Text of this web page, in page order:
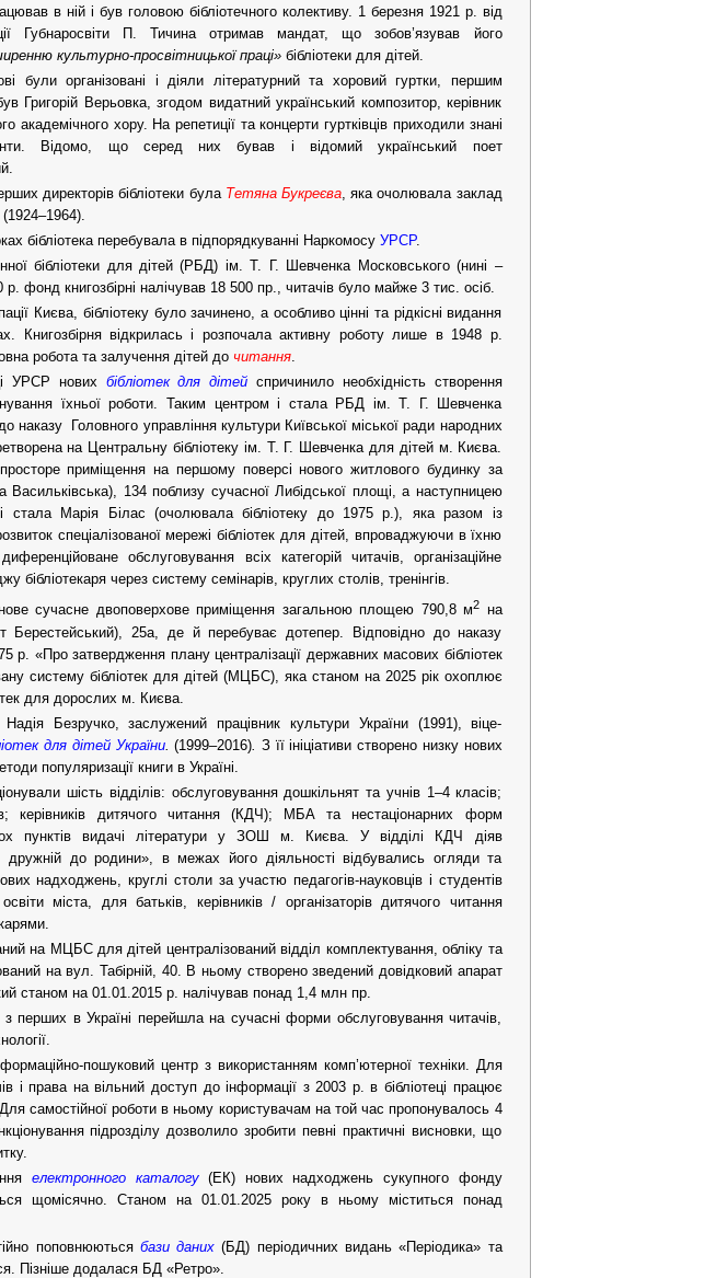
в ній і був головою бібліотечного колективу. 1 березня 1921 р. від
Губнаросвіти П. Тичина отримав мандат, що зобов’язував його
культурно-просвітницької праці»бібліотеки для дітей.
були організовані і діяли літературний та хоровий гуртки, першим
Григорій Верьовка, згодом видатний український композитор, керівник
академічного хору. На репетиції та концерти гуртківців приходили знані
Відомо, що серед них бував і відомий український поет
директорів бібліотеки була Тетяна Букреєва, яка очолювала заклад
(1924–1964).
бібліотека перебувала в підпорядкуванні Наркомосу УРСР.
бібліотеки для дітей (РБД) ім. Т. Г. Шевченка Московського (нині –
р. фонд книгозбірні налічував 18 500 пр., читачів було майже 3 тис. осіб.
Києва, бібліотеку було зачинено, а особливо цінні та рідкісні видання
Книгозбірня відкрилась і розпочала активну роботу лише в 1948 р.
робота та залучення дітей до читання.
УРСР нових бібліотек для дітей спричинило необхідність створення
їхньої роботи. Таким центром і стала РБД ім. Т. Г. Шевченка
наказу Головного управління культури Київської міської ради народних
на Центральну бібліотеку ім. Т. Г. Шевченка для дітей м. Києва.
приміщення на першому поверсі нового житлового будинку за
134 поблизу сучасної Либідської площі, а наступницею
стала Марія Білас (очолювала бібліотеку до 1975 р.), яка разом із
спеціалізованої мережі бібліотек для дітей, впроваджуючи в їхню
обслуговування всіх категорій читачів, організаційне
бібліотекаря через систему семінарів, круглих столів, тренінгів.
сучасне двоповерхове приміщення загальною площею 790,8 м2 на
Берестейський), 25а, де й перебуває дотепер. Відповідно до наказу
р. «Про затвердження плану централізації державних масових бібліотек
систему бібліотек для дітей (МЦБС), яка станом на 2025 рік охоплює
для дорослих м. Києва.
Безручко, заслужений працівник культури України (1991), віце-
для дітей України. (1999–2016) З її ініціативи створено низку нових
популяризації книги в Україні.
шість відділів: обслуговування дошкільнят та учнів 1–4 класів;
керівників дитячого читання (КДЧ); МБА та нестаціонарних форм
пунктів видачі літератури у ЗОШ м. Києва. У відділі КДЧ діяв
дружній до родини», в межах його діяльності відбувались огляди та
надходжень, круглі столи за участю педагогів-науковців і студентів
міста, для батьків, керівників / організаторів дитячого читання
на МЦБС для дітей централізований відділ комплектування, обліку та
на вул. Табірній, 40. В ньому створено зведений довідковий апарат
станом на 01.01.2015 р. налічував понад 1,4 млн пр.
перших в Україні перейшла на сучасні форми обслуговування читачів,
пошуковий центр з використанням комп’ютерної техніки. Для
і права на вільний доступ до інформації з 2003 р. в бібліотеці працює
самостійної роботи в ньому користувачам на той час пропонувалось 4
підрозділу дозволило зробити певні практичні висновки, що
електронного каталогу (ЕК) нових надходжень сукупного фонду
щомісячно. Станом на 01.01.2025 року в ньому міститься понад
поповнюються бази даних (БД) періодичних видань «Періодика» та
Пізніше додалася БД «Ретро».